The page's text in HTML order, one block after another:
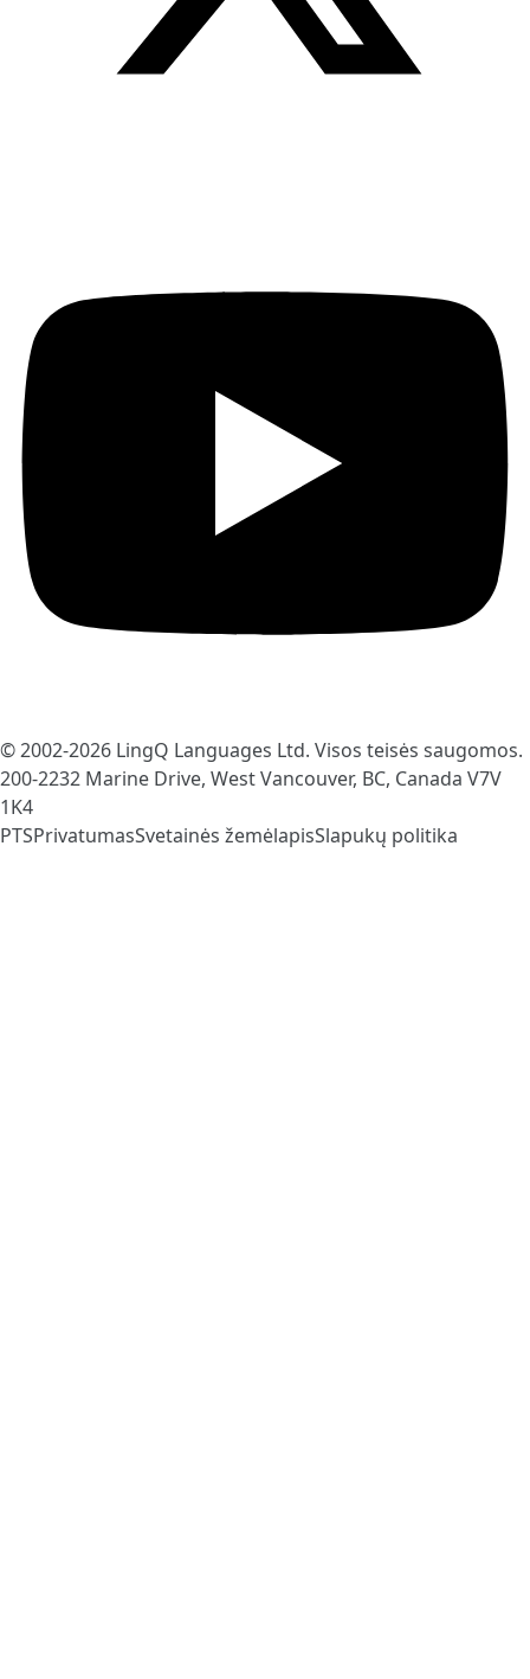
© 2002-2026 LingQ Languages Ltd. Visos teisės saugomos.
200-2232 Marine Drive, West Vancouver, BC, Canada V7V
1K4
PTSPrivatumasSvetainės žemėlapisSlapukų politika